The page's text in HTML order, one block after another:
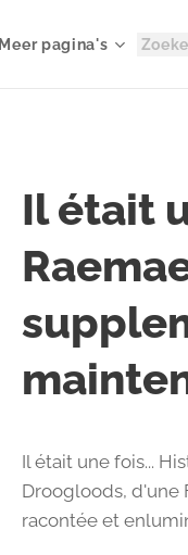
Meer pagina's
Il était
Il était une fois...
Droogloods, d'une
racontée et